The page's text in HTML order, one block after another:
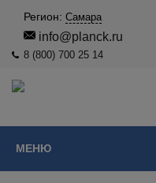
Регион: Самара
info@planck.ru
8 (800) 700 25 14
МЕНЮ